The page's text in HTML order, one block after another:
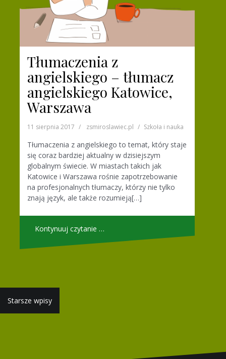
Tłumaczenia z
angielskiego – tłumacz
angielskiego Katowice,
Warszawa
11 sierpnia 2017 zsmiroslawiec.pl Szkoła i nauka
Tłumaczenia z angielskiego to temat, który staje
się coraz bardziej aktualny w dzisiejszym
globalnym świecie. W miastach takich jak
Katowice i Warszawa rośnie zapotrzebowanie
na profesjonalnych tłumaczy, którzy nie tylko
znają język, ale także rozumieją[…]
Kontynuuj czytanie …
Nawigacja
po
Starsze wpisy